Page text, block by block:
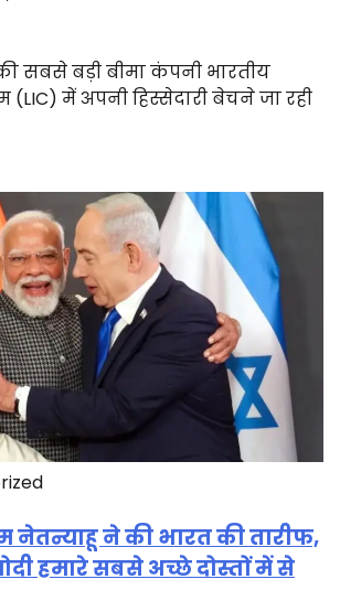
सबसे बड़ी बीमा कंपनी भारतीय
(LIC) में अपनी हिस्सेदारी बेचने जा रही
नेतन्याहू ने की भारत की तारीफ,
हमारे सबसे अच्छे दोस्तों में से